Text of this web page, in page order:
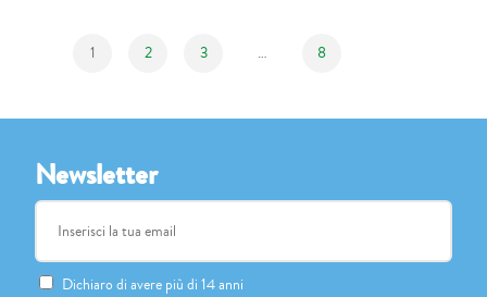
1 2 3 … 8
Newsletter
Dichiaro di avere più di 14 anni